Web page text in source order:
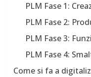
PLM Fase 1:
PLM Fase 2:
PLM Fase 3:
PLM Fase 4:
Come si fa a